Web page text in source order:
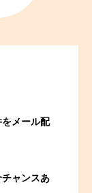
メール配
ャンスあ